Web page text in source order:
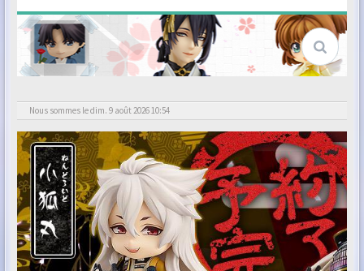
Nous sommes le dim. 9 août 2026 10:54